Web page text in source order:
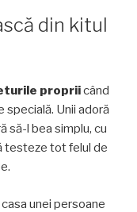
din kitul
propriicând
specială. Unii adoră
să-l bea simplu, cu
testeze tot felul de
unei persoane